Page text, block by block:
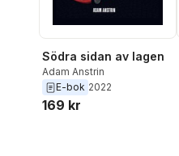
Södra sidan av lagen
Adam Anstrin
E-bok 2022
169 kr